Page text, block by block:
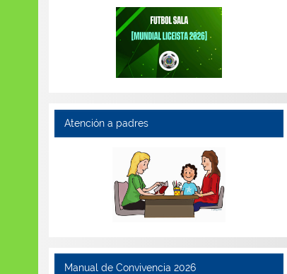
Atención a padres
Manual de Convivencia 2026